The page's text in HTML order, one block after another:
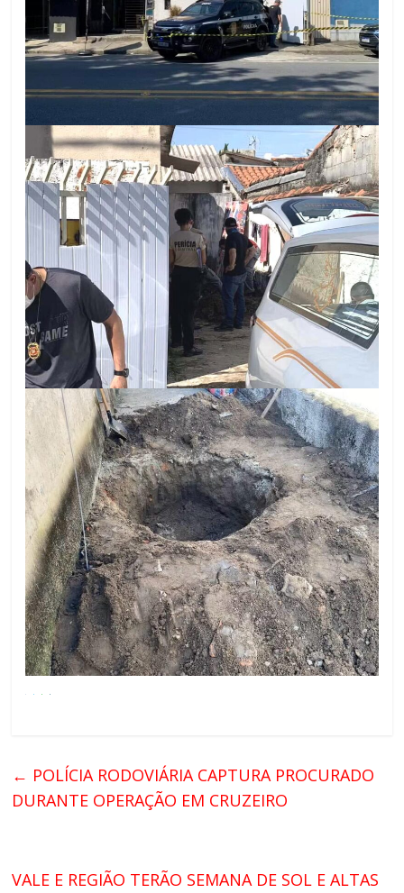
← POLÍCIA RODOVIÁRIA CAPTURA PROCURADO
DURANTE OPERAÇÃO EM CRUZEIRO
VALE E REGIÃO TERÃO SEMANA DE SOL E ALTAS